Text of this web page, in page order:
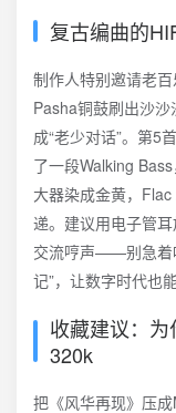
复古编曲的
制作人特别邀请老
Pasha铜鼓刷出沙
成“老少对话”。第5
了一段Walking
大器染成金黄，
递。建议用电子管
交流哼声——别急着
记”，让数字时代也
收藏建议：
320k
把《风华再现》压